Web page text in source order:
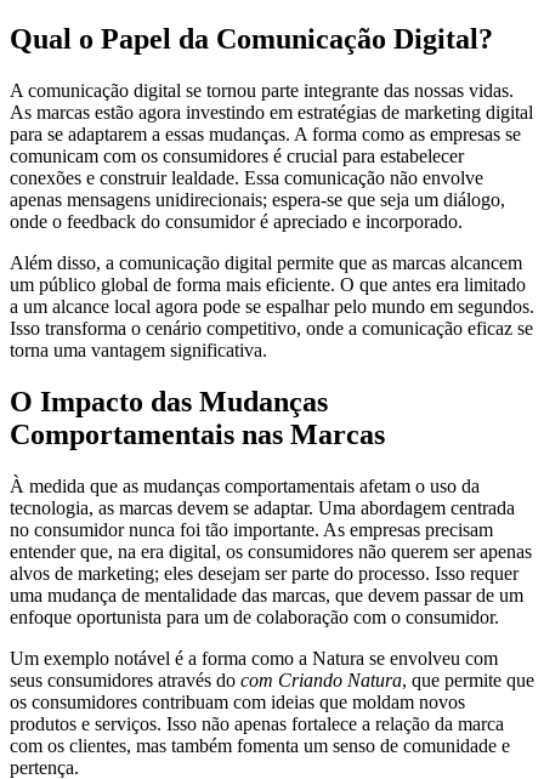
Qual o Papel da Comunicação Digital?
A comunicação digital se tornou parte integrante das nossas vidas.
As marcas estão agora investindo em estratégias de marketing digital
para se adaptarem a essas mudanças. A forma como as empresas se
comunicam com os consumidores é crucial para estabelecer
conexões e construir lealdade. Essa comunicação não envolve
apenas mensagens unidirecionais; espera-se que seja um diálogo,
onde o feedback do consumidor é apreciado e incorporado.
Além disso, a comunicação digital permite que as marcas alcancem
um público global de forma mais eficiente. O que antes era limitado
a um alcance local agora pode se espalhar pelo mundo em segundos.
Isso transforma o cenário competitivo, onde a comunicação eficaz se
torna uma vantagem significativa.
O Impacto das Mudanças
Comportamentais nas Marcas
À medida que as mudanças comportamentais afetam o uso da
tecnologia, as marcas devem se adaptar. Uma abordagem centrada
no consumidor nunca foi tão importante. As empresas precisam
entender que, na era digital, os consumidores não querem ser apenas
alvos de marketing; eles desejam ser parte do processo. Isso requer
uma mudança de mentalidade das marcas, que devem passar de um
enfoque oportunista para um de colaboração com o consumidor.
Um exemplo notável é a forma como a Natura se envolveu com
seus consumidores através do com Criando Natura, que permite que
os consumidores contribuam com ideias que moldam novos
produtos e serviços. Isso não apenas fortalece a relação da marca
com os clientes, mas também fomenta um senso de comunidade e
pertença.